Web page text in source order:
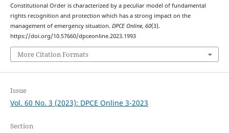
Constitutional Order is characterized by a peculiar model of fundamental
rights recognition and protection which has a strong impact on the
management of emergency situation. DPCE Online, 60(3).
https://doi.org/10.57660/dpceonline.2023.1993
More Citation Formats
Issue
Vol. 60 No. 3 (2023): DPCE Online 3-2023
Section